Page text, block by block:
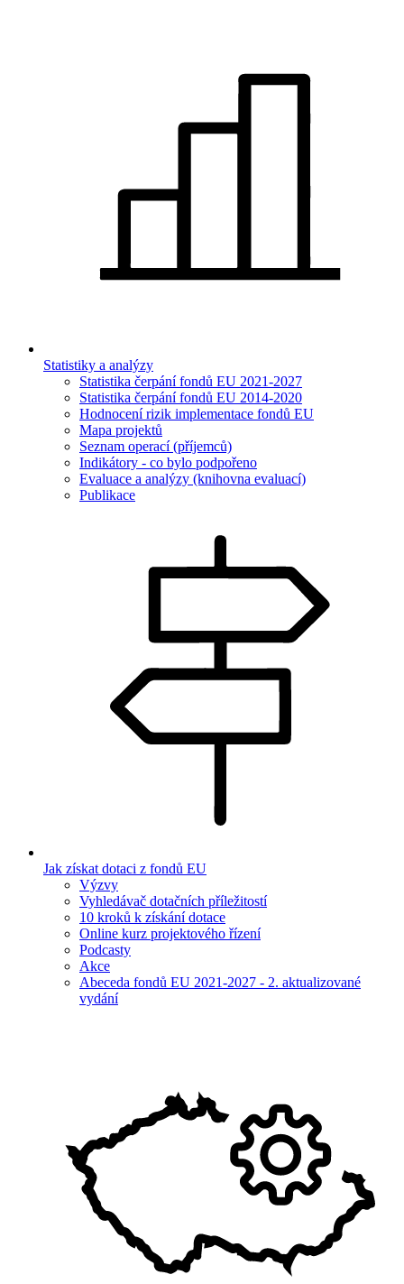
Statistiky a analýzy
Statistika čerpání fondů EU 2021-2027
Statistika čerpání fondů EU 2014-2020
Hodnocení rizik implementace fondů EU
Mapa projektů
Seznam operací (příjemců)
Indikátory - co bylo podpořeno
Evaluace a analýzy (knihovna evaluací)
Publikace
Jak získat dotaci z fondů EU
Výzvy
Vyhledávač dotačních příležitostí
10 kroků k získání dotace
Online kurz projektového řízení
Podcasty
Akce
Abeceda fondů EU 2021-2027 - 2. aktualizované
vydání